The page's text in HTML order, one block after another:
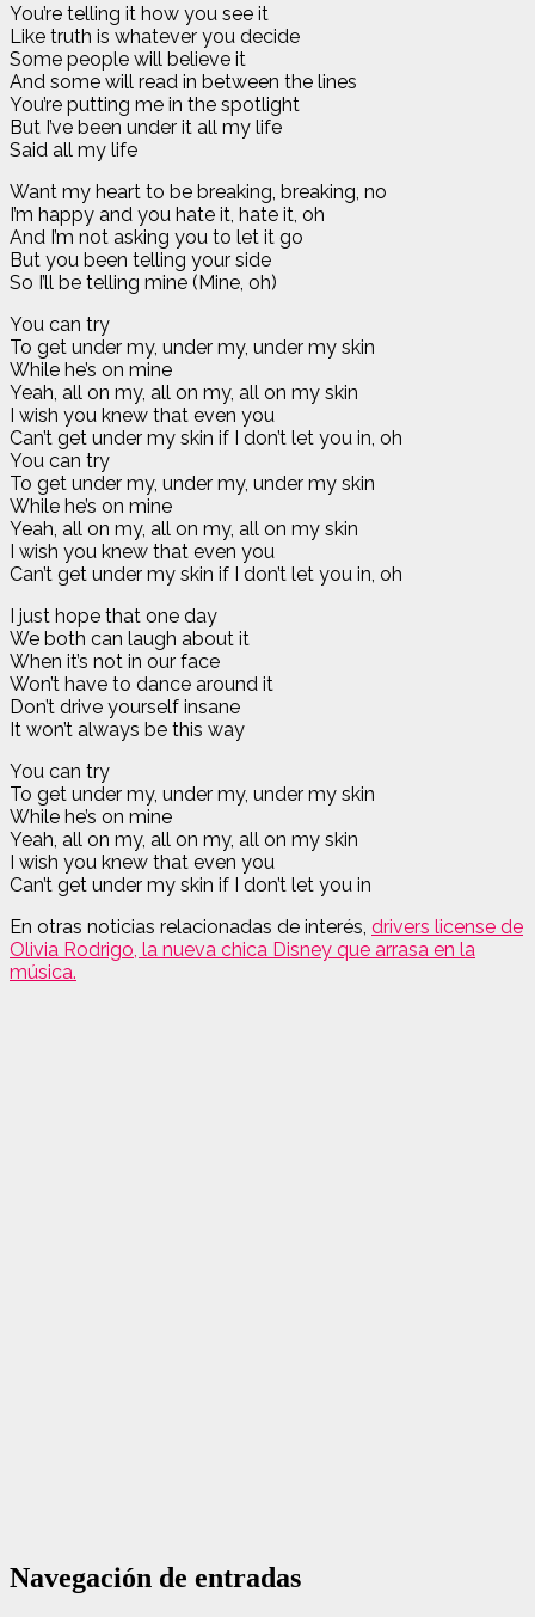
You’re telling it how you see it
Like truth is whatever you decide
Some people will believe it
And some will read in between the lines
You’re putting me in the spotlight
But I’ve been under it all my life
Said all my life
Want my heart to be breaking, breaking, no
I’m happy and you hate it, hate it, oh
And I’m not asking you to let it go
But you been telling your side
So I’ll be telling mine (Mine, oh)
You can try
To get under my, under my, under my skin
While he’s on mine
Yeah, all on my, all on my, all on my skin
I wish you knew that even you
Can’t get under my skin if I don’t let you in, oh
You can try
To get under my, under my, under my skin
While he’s on mine
Yeah, all on my, all on my, all on my skin
I wish you knew that even you
Can’t get under my skin if I don’t let you in, oh
I just hope that one day
We both can laugh about it
When it’s not in our face
Won’t have to dance around it
Don’t drive yourself insane
It won’t always be this way
You can try
To get under my, under my, under my skin
While he’s on mine
Yeah, all on my, all on my, all on my skin
I wish you knew that even you
Can’t get under my skin if I don’t let you in
En otras noticias relacionadas de interés, drivers license de
Olivia Rodrigo, la nueva chica Disney que arrasa en la
música.
Navegación de entradas